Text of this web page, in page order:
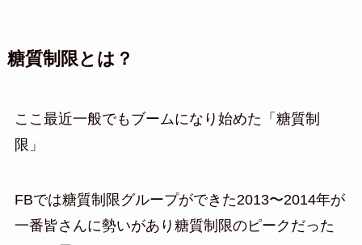
糖質制限とは？
ここ最近一般でもブームになり始めた「糖質制
限」
FBでは糖質制限グループができた2013〜2014年が
一番皆さんに勢いがあり糖質制限のピークだった